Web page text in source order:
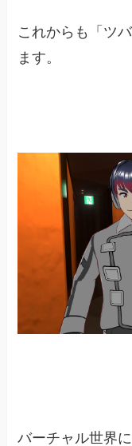
これからも「ツ
ます。
バーチャル世界